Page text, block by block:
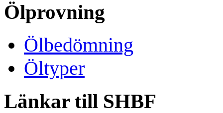
Ölprovning
Ölbedömning
Öltyper
Länkar till SHBF